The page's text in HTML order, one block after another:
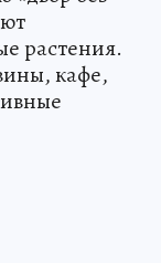
растения.
кафе,